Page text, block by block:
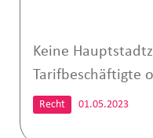
Keine
Tarifbeschäftigte
Recht 01.05.2023